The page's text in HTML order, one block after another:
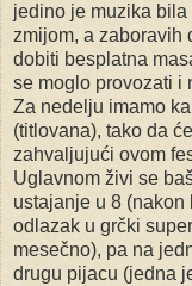
jedino je muzika
zmijom, a zaboravih
dobiti besplatna
se moglo provozati i
Za nedelju imamo
(titlovana), tako da
zahvaljujući ovom
Uglavnom živi se
ustajanje u 8 (nakon
odlazak u grčki
mesečno), pa na
drugu pijacu (jedna